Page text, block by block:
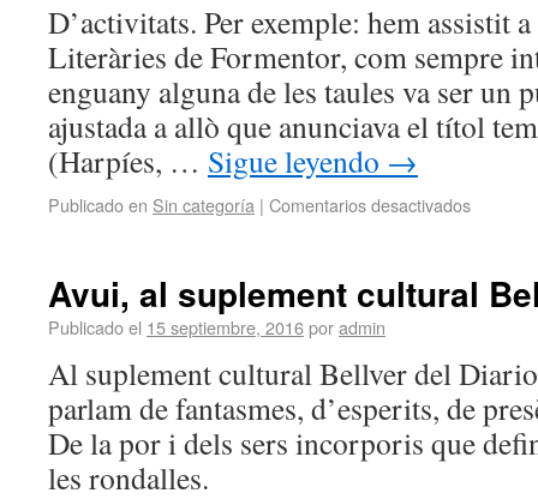
D’activitats. Per exemple: hem assistit
Literàries de Formentor, com sempre
enguany alguna de les taules va ser un
ajustada a allò que anunciava el títol
(Harpíes, … Sigue leyendo →
Publicado en Sin categoría | Comentarios desactivados
Avui, al suplement cultural
Publicado el 15 septiembre, 2016poradmin
Al suplement cultural Bellver del
parlam de fantasmes, d’esperits, de
De la por i dels sers incorporis que
les rondalles.